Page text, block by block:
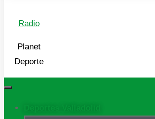
Radio
Planet
Deporte